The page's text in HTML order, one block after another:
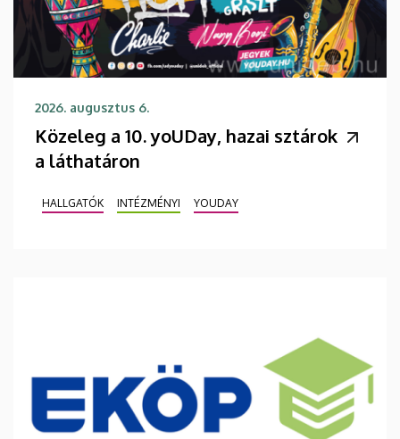
2026. augusztus 6.
Közeleg a 10. yoUDay, hazai sztárok
a láthatáron
HALLGATÓK INTÉZMÉNYI YOUDAY